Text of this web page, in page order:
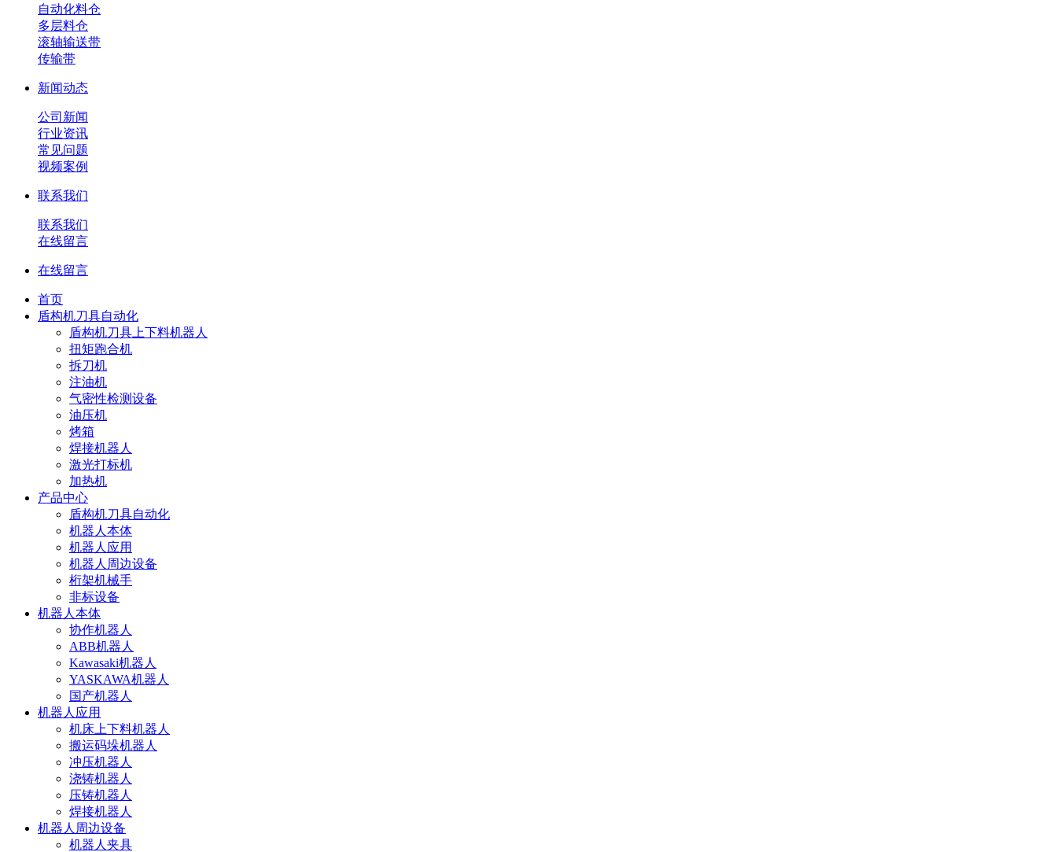
自动化料仓
多层料仓
滚轴输送带
传输带
新闻动态
公司新闻
行业资讯
常见问题
视频案例
联系我们
联系我们
在线留言
在线留言
首页
盾构机刀具自动化
盾构机刀具上下料机器人
扭矩跑合机
拆刀机
注油机
气密性检测设备
油压机
烤箱
焊接机器人
激光打标机
加热机
产品中心
盾构机刀具自动化
机器人本体
机器人应用
机器人周边设备
桁架机械手
非标设备
机器人本体
协作机器人
ABB机器人
Kawasaki机器人
YASKAWA机器人
国产机器人
机器人应用
机床上下料机器人
搬运码垛机器人
冲压机器人
浇铸机器人
压铸机器人
焊接机器人
机器人周边设备
机器人夹具